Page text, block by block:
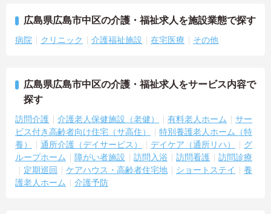
広島県広島市中区の介護・福祉求人を施設業態で探す
病院 クリニック 介護福祉施設 在宅医療 その他
広島県広島市中区の介護・福祉求人をサービス内容で
探す
訪問介護 介護老人保健施設（老健） 有料老人ホーム
サー
ビス付き高齢者向け住宅（サ高住）
特別養護老人ホーム（特
養）
通所介護（デイサービス） デイケア（通所リハ）
グ
ループホーム
障がい者施設 訪問入浴 訪問看護
訪問診療
定期巡回
ケアハウス・高齢者住宅地 ショートステイ
養
護老人ホーム
介護予防